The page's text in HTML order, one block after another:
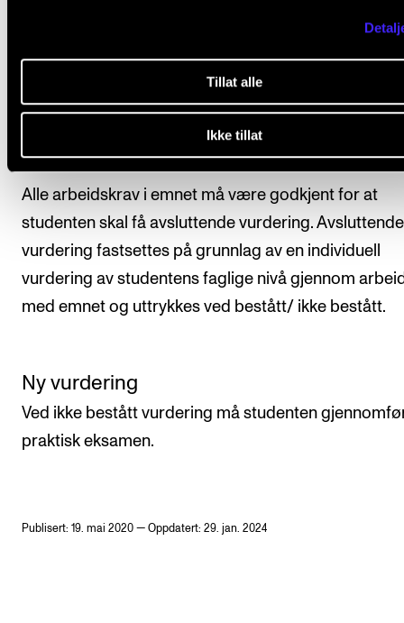
Tillat alle
Ikke tillat
: innen 15. mai i emnets andre semester skal
Avsluttende vurdering
Alle arbeidskrav i emnet må være godkjent for at
studenten skal få avsluttende vurdering. Avsluttende
vurdering fastsettes på grunnlag av en individuell
vurdering av studentens faglige nivå gjennom
med emnet og uttrykkes ved bestått/ ikke bestått.
Ny vurdering
Ved ikke bestått vurdering må studenten
praktisk eksamen.
Publisert: 19. mai 2020 — Oppdatert: 29. jan. 2024